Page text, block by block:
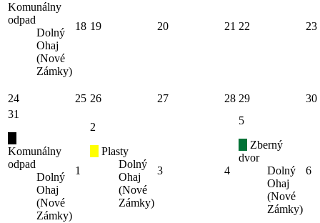
Komunálny
odpad
Dolný
Ohaj
(Nové
Zámky)
18 19 20 21 22 23
24 25 26 27 28 29
30
31
Komunálny
odpad
Dolný
Ohaj
(Nové
Zámky)
1
2
Plasty
Dolný
Ohaj
(Nové
Zámky)
3 4
5
Zberný
dvor
Dolný
Ohaj
(Nové
Zámky)
6